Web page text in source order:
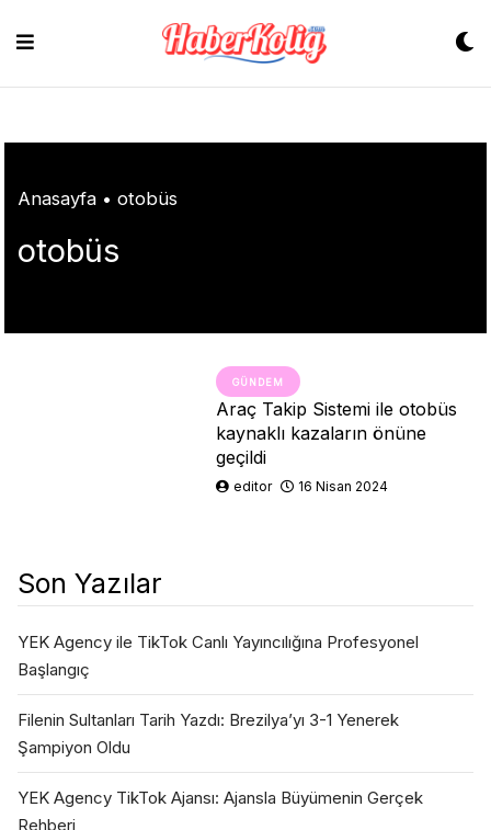
Anasayfa • otobüs
otobüs
GÜNDEM
Araç Takip Sistemi ile otobüs
kaynaklı kazaların önüne
geçildi
editor 16 Nisan 2024
Son Yazılar
YEK Agency ile TikTok Canlı Yayıncılığına Profesyonel
Başlangıç
Filenin Sultanları Tarih Yazdı: Brezilya’yı 3-1 Yenerek
Şampiyon Oldu
YEK Agency TikTok Ajansı: Ajansla Büyümenin Gerçek
Rehberi